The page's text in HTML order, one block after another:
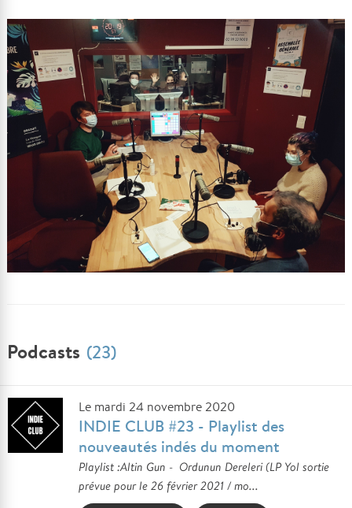
Podcasts (23)
Le mardi 24 novembre 2020
INDIE CLUB #23 - Playlist des
nouveautés indés du moment
Playlist :Altin Gun - Ordunun Dereleri (LP Yol sortie
prévue pour le 26 février 2021 / mo...